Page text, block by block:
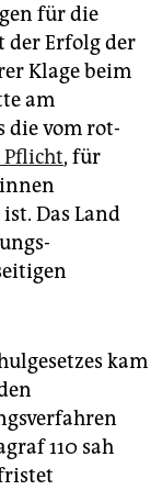
für die
der Erfolg der
Klage beim
am
die vom rot-
Pflicht, für
Das Land
kam
110 sah